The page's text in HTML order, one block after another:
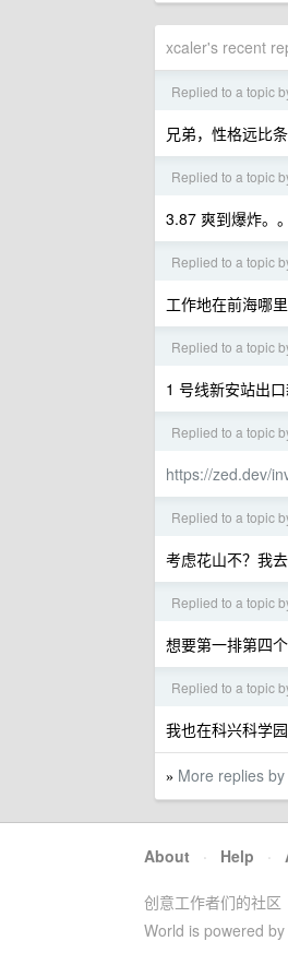
xcaler's recent
Replied to a topic
兄弟，性格远比
Replied to a topic
3.87 爽到爆炸。。
Replied to a topic
工作地在前海哪里
Replied to a topic
1 号线新安站出
Replied to a topic
https://zed.dev/
Replied to a topic
考虑花山不？我
Replied to a topic
想要第一排第四
Replied to a topic
我也在科兴科学
» More replies
About · Help ·
创意工作者们的社区
World is powered